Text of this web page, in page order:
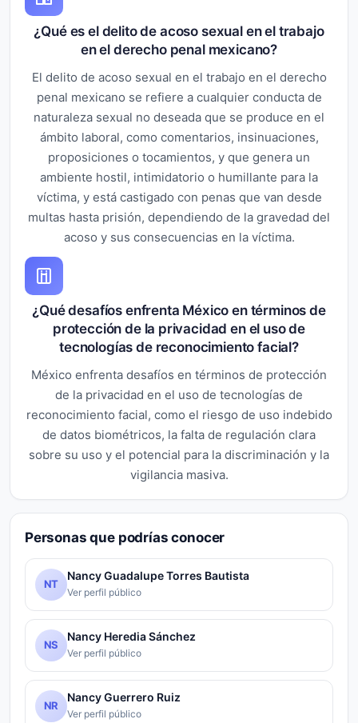
¿Qué es el delito de acoso sexual en el trabajo
en el derecho penal mexicano?
El delito de acoso sexual en el trabajo en el derecho
penal mexicano se refiere a cualquier conducta de
naturaleza sexual no deseada que se produce en el
ámbito laboral, como comentarios, insinuaciones,
proposiciones o tocamientos, y que genera un
ambiente hostil, intimidatorio o humillante para la
víctima, y está castigado con penas que van desde
multas hasta prisión, dependiendo de la gravedad del
acoso y sus consecuencias en la víctima.
¿Qué desafíos enfrenta México en términos de
protección de la privacidad en el uso de
tecnologías de reconocimiento facial?
México enfrenta desafíos en términos de protección
de la privacidad en el uso de tecnologías de
reconocimiento facial, como el riesgo de uso indebido
de datos biométricos, la falta de regulación clara
sobre su uso y el potencial para la discriminación y la
vigilancia masiva.
Personas que podrías conocer
NT
Nancy Guadalupe Torres Bautista
Ver perfil público
NS
Nancy Heredia Sánchez
Ver perfil público
NR
Nancy Guerrero Ruiz
Ver perfil público